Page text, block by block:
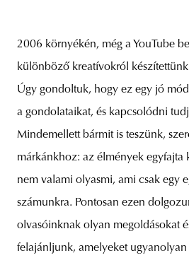
2006 környékén, még a YouTube
különböző kreatívokról
Úgy gondoltuk, hogy ez egy jó
a gondolataikat, és kapcsolódni
Mindemellett bármit is teszünk,
márkánkhoz: az élmények egyfajta
nem valami olyasmi, ami csak egy
számunkra. Pontosan ezen
olvasóinknak olyan megoldásokat
felajánljunk, amelyeket ugyanolyan